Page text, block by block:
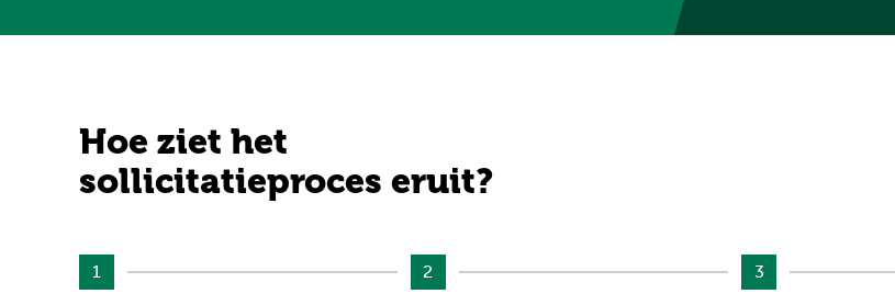
Hoe ziet het
sollicitatieproces eruit?
1 2 3